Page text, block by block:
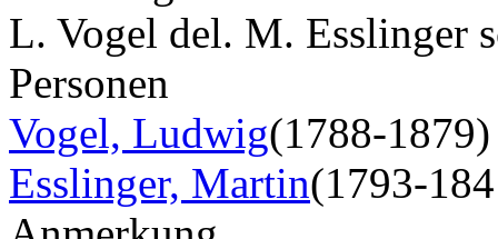
L. Vogel del. M. Esslinger
Personen
Vogel, Ludwig(1788-1879)
Esslinger, Martin(1793-